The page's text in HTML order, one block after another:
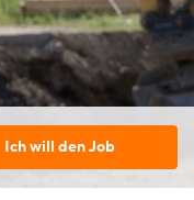
Ich will den Job